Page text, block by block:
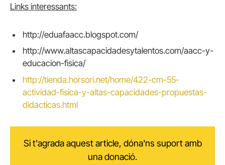
Links interessants:
http://eduafaacc.blogspot.com/
http://www.altascapacidadesytalentos.com/aacc-y-
educacion-fisica/
http://tienda.horsori.net/home/422-cm-55-
actividad-fisica-y-altas-capacidades-propuestas-
didacticas.html
Si t'agrada aquest article, dóna'ns suport amb
una donació.